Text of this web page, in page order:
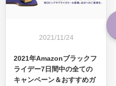
2021/11/24
2021年Amazonブラックフ
ライデー7日間中の全ての
キャンペーン＆おすすめガ